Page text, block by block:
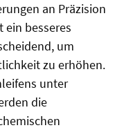
an Präzision
ein besseres
um
zu erhöhen.
unter
die